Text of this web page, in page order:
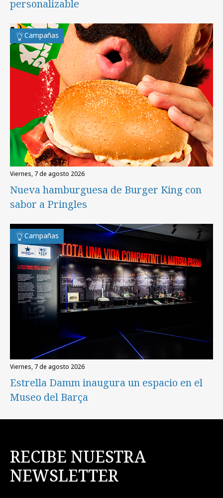
personalizable
Campañas
viernes, 7 de agosto 2026
Nueva hamburguesa de Burger King con
sabor a Pringles
Campañas
viernes, 7 de agosto 2026
Estrella Damm inaugura un espacio en el
Museo del Barça
RECIBE NUESTRA
NEWSLETTER